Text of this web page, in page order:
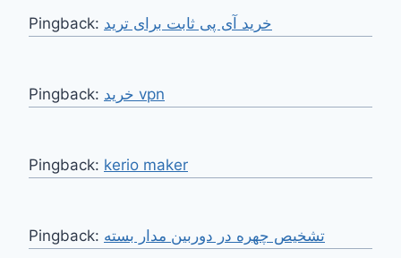
Pingback: خرید آی پی ثابت برای ترید
Pingback: خرید vpn
Pingback: kerio maker
Pingback: تشخیص چهره در دوربین مدار بسته